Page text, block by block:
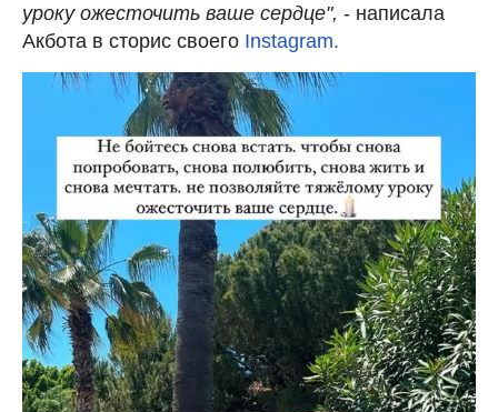
уроку ожесточить ваше сердце", - написала
Акбота в сторис своего Instagram.